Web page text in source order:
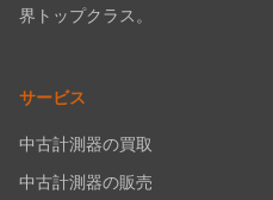
界トップクラス。
サービス
中古計測器の買取
中古計測器の販売